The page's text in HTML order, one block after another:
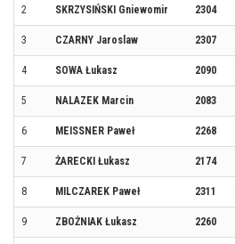
2 SKRZYSIŃSKI Gniewomir 2304
3 CZARNY Jaroslaw 2307
4 SOWA Łukasz 2090
5 NALAZEK Marcin 2083
6 MEISSNER Paweł 2268
7 ŻARECKI Łukasz 2174
8 MILCZAREK Paweł 2311
9 ZBOŻNIAK Łukasz 2260